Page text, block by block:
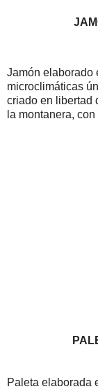
Jamón elaborado
microclimáticas
criado en libertad
la montanera,
Paleta elaborada